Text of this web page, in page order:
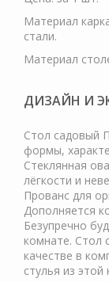
Материал
стали.
Материал
ДИЗАЙН И
Стол садовый
формы,
Стеклянная
лёгкости и
Прованс для
Дополняется
Безупречно
комнате. Стол
качестве в
стулья из этой